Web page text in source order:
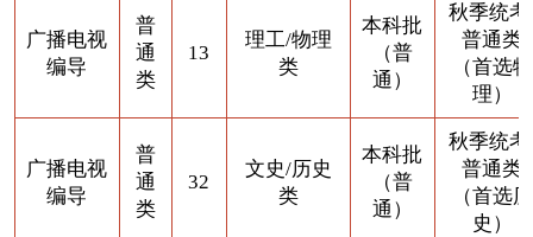
广播电视
编导
普
通
类
13
理工/物理
类
本科批
（普
通）
秋季统
普通类
（首选物
理）
广播电视
编导
普
通
类
32
文史/历史
类
本科批
（普
通）
秋季统
普通类
（首选历
史）